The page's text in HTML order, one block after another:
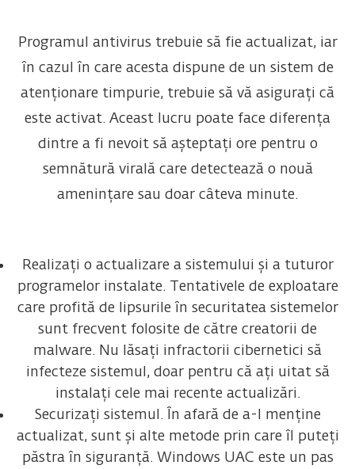
Programul antivirus trebuie să fie actualizat, iar
în cazul în care acesta dispune de un sistem de
atenționare timpurie, trebuie să vă asigurați că
este activat. Aceast lucru poate face diferența
dintre a fi nevoit să așteptați ore pentru o
semnătură virală care detectează o nouă
amenințare sau doar câteva minute.
Realizați o actualizare a sistemului și a tuturor
programelor instalate. Tentativele de exploatare
care profită de lipsurile în securitatea sistemelor
sunt frecvent folosite de către creatorii de
malware. Nu lăsați infractorii cibernetici să
infecteze sistemul, doar pentru că ați uitat să
instalați cele mai recente actualizări.
Securizați sistemul. În afară de a-l menține
actualizat, sunt și alte metode prin care îl puteți
păstra în siguranță. Windows UAC este un pas